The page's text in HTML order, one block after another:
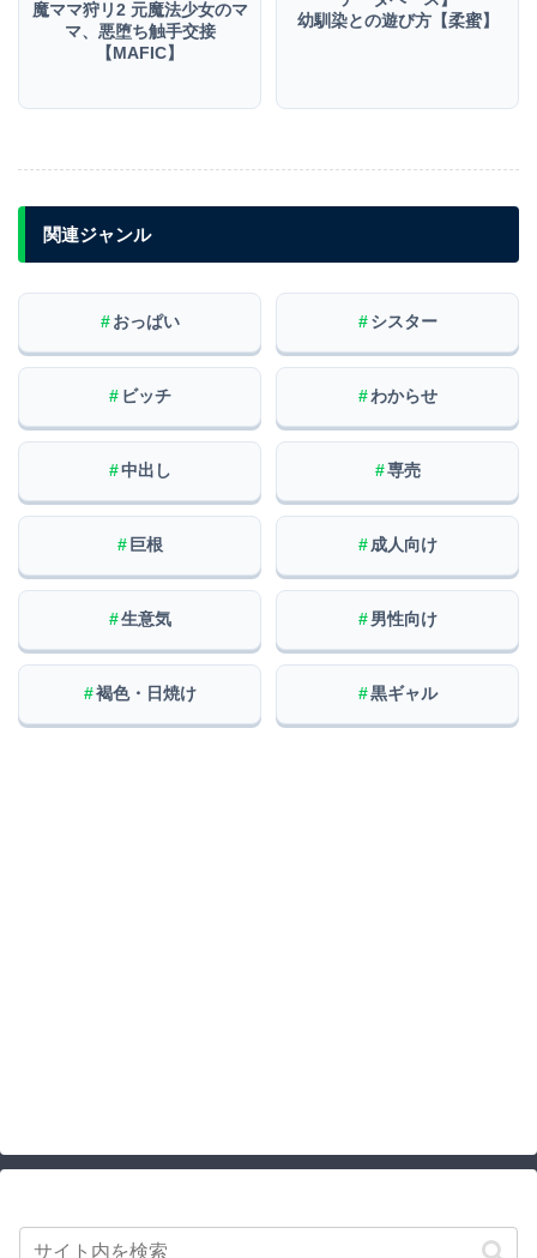
魔ママ狩リ2 元魔法少女のマ
マ、悪堕ち触手交接
【MAFIC】
幼馴染との遊び方【柔蜜】
関連ジャンル
# おっぱい # シスター
# ビッチ #わからせ
#中出し #専売
# 巨根 # 成人向け
#生意気 # 男性向け
#褐色・日焼け #黒ギャル